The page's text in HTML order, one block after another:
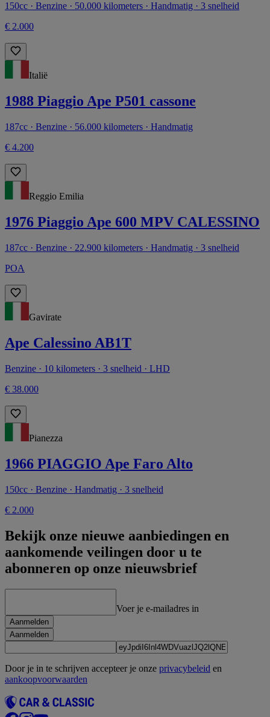
150cc · Benzine · 50.000 kilometers · Handmatig · 3 snelheid
€ 2.000
Italië
1988 Piaggio Ape P501 cassone
187cc · Benzine · 56.000 kilometers · Handmatig
€ 4.200
Reggio Emilia
1976 Piaggio Ape 600 MPV CALESSINO
187cc · Benzine · 22.900 kilometers · Handmatig · 3 snelheid
POA
Gavirate
Ape Calessino AB1T
Benzine · 10 kilometers · 3 snelheid · LHD
€ 38.000
Pianezza
1966 PIAGGIO Ape Faro Alto
150cc · Benzine · Handmatig · 3 snelheid
€ 2.000
Bekijk onze nieuwe aanbiedingen en
aankomende veilingen door u te
abonneren op onze nieuwsbrief
Voer je e-mailadres in
Aanmelden
Aanmelden
Door je in te schrijven accepteer je onze privacybeleid en
aankoopvoorwaarden